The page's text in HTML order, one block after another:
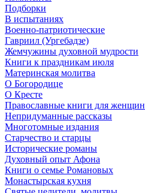
Подборки
В испытаниях
Военно-патриотические
Гавриил (Ургебадзе)
Жемчужины духовной мудрости
Книги к праздникам июля
Материнская молитва
О Богородице
О Кресте
Православные книги для женщин
Непридуманные рассказы
Многотомные издания
Старчество и старцы
Исторические романы
Духовный опыт Афона
Книги о семье Романовых
Монастырская кухня